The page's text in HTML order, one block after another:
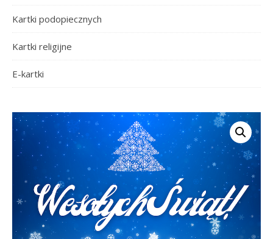
Kartki podopiecznych
Kartki religijne
E-kartki